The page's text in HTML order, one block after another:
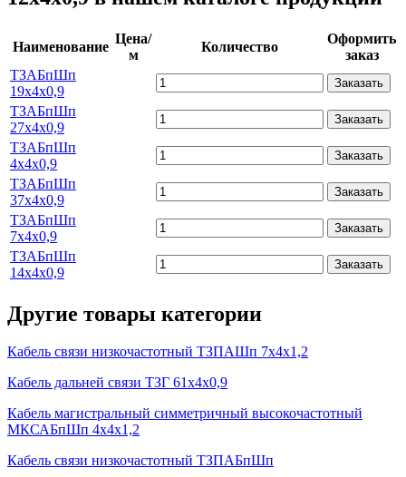
Наименование
Цена/
м
Количество
Оформить
заказ
ТЗАБпШп
19х4х0,9
Заказать
ТЗАБпШп
27х4х0,9
Заказать
ТЗАБпШп
4х4х0,9
Заказать
ТЗАБпШп
37х4х0,9
Заказать
ТЗАБпШп
7х4х0,9
Заказать
ТЗАБпШп
14х4х0,9
Заказать
Другие товары категории
Кабель связи низкочастотный ТЗПАШп 7х4х1,2
Кабель дальней связи ТЗГ 61х4х0,9
Кабель магистральный симметричный высокочастотный
МКСАБпШп 4х4х1,2
Кабель связи низкочастотный ТЗПАБпШп